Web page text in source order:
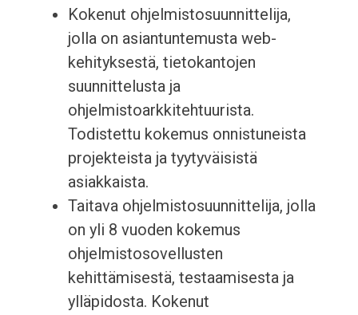
Kokenut ohjelmistosuunnittelija,
jolla on asiantuntemusta web-
kehityksestä, tietokantojen
suunnittelusta ja
ohjelmistoarkkitehtuurista.
Todistettu kokemus onnistuneista
projekteista ja tyytyväisistä
asiakkaista.
Taitava ohjelmistosuunnittelija, jolla
on yli 8 vuoden kokemus
ohjelmistosovellusten
kehittämisestä, testaamisesta ja
ylläpidosta. Kokenut